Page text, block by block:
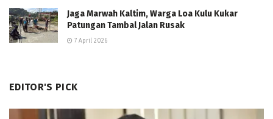
Jaga Marwah Kaltim, Warga Loa Kulu Kukar
Patungan Tambal Jalan Rusak
7 April 2026
EDITOR'S PICK